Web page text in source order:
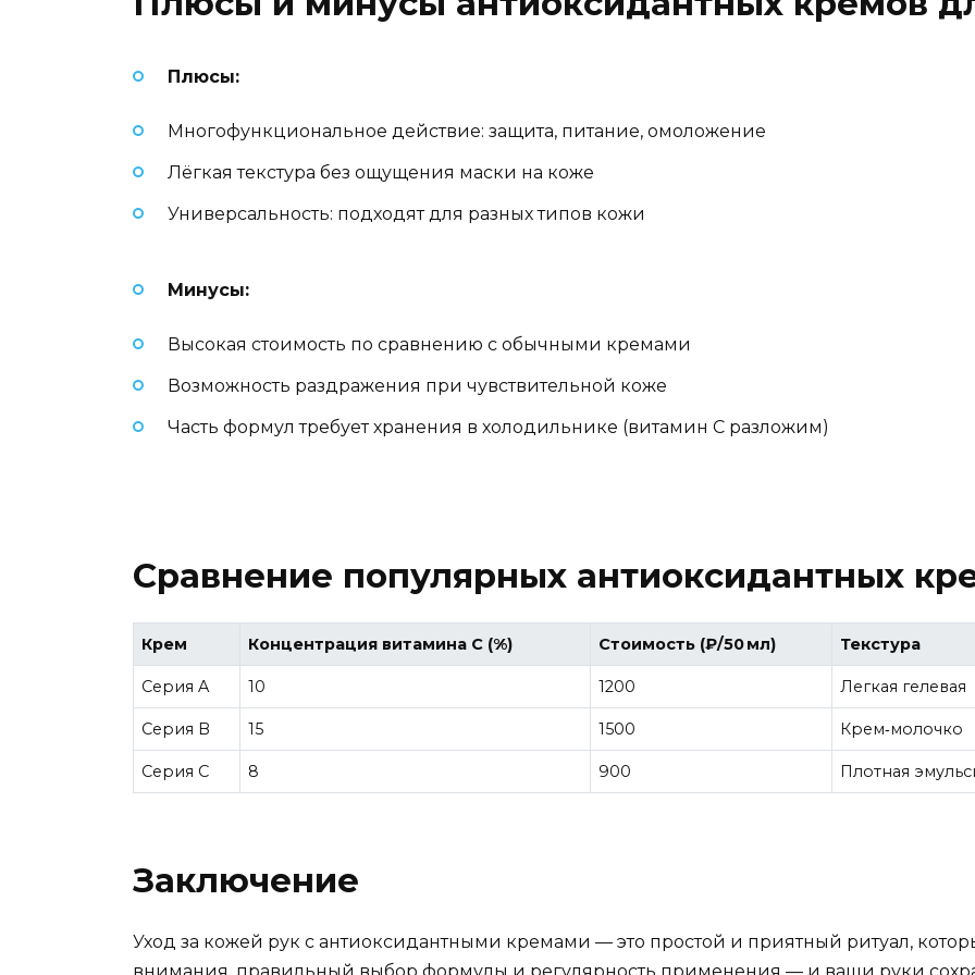
Плюсы:
Многофункциональное действие: защита, питание, омоложение
Лёгкая текстура без ощущения маски на коже
Универсальность: подходят для разных типов кожи
Минусы:
Высокая стоимость по сравнению с обычными кремами
Возможность раздражения при чувствительной коже
Часть формул требует хранения в холодильнике (витамин С разложим)
Сравнение популярных антиоксидантных
Крем Концентрация витамина С (%) Стоимость (₽/50 мл) Текстура
Серия A 10 1200 Легкая гелевая
Серия B 15 1500 Крем‑молочко
Серия C 8 900 Плотная
Заключение
Уход за кожей рук с антиоксидантными кремами — это простой и приятный ритуал,